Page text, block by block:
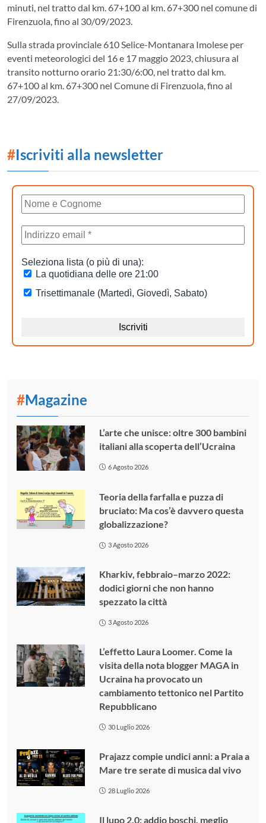
minuti, nel tratto dal km. 67+100 al km. 67+300 nel comune di
Firenzuola, fino al 30/09/2023.
Sulla strada provinciale 610 Selice-Montanara Imolese per
eventi meteorologici del 16 e 17 maggio 2023, chiusura al
transito notturno orario 21:30/6:00, nel tratto dal km.
67+100 al km. 67+300 nel Comune di Firenzuola, fino al
27/09/2023.
#Iscriviti alla newsletter
#Magazine
L’arte che unisce: oltre 300 bambini
italiani alla scoperta dell’Ucraina
6 Agosto 2026
Teoria della farfalla e puzza di
bruciato: Ma cos’è davvero questa
globalizzazione?
3 Agosto 2026
Kharkiv, febbraio–marzo 2022:
dodici giorni che non hanno
spezzato la città
3 Agosto 2026
L’effetto Laura Loomer. Come la
visita della nota blogger MAGA in
Ucraina ha provocato un
cambiamento tettonico nel Partito
Repubblicano
30 Luglio 2026
Prajazz compie undici anni: a Praia a
Mare tre serate di musica dal vivo
28 Luglio 2026
Il lupo 2.0: addio boschi, meglio